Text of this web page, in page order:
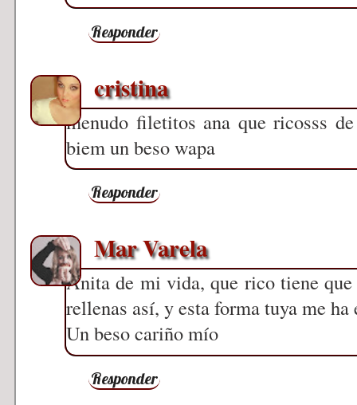
Responder
cristina
menudo filetitos ana que ricosss
biem un beso wapa
Responder
Mar Varela
Anita de mi vida, que rico tiene que
rellenas así, y esta forma tuya me ha
Un beso cariño mío
Responder